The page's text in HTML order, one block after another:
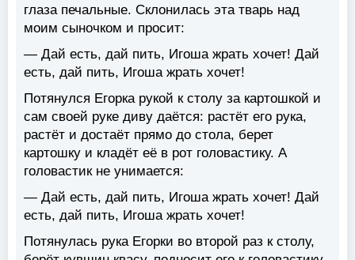
глаза печальные. Склонилась эта тварь над
моим сыночком и просит:
— Дай есть, дай пить, Игоша жрать хочет! Дай
есть, дай пить, Игоша жрать хочет!
Потянулся Егорка рукой к столу за картошкой и
сам своей руке диву даётся: растёт его рука,
растёт и достаёт прямо до стола, берет
картошку и кладёт её в рот головастику. А
головастик не унимается:
— Дай есть, дай пить, Игоша жрать хочет! Дай
есть, дай пить, Игоша жрать хочет!
Потянулась рука Егорки во второй раз к столу,